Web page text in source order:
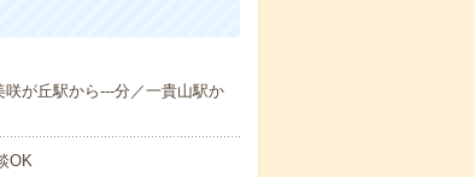
が丘駅から---分／一貴山駅か
OK